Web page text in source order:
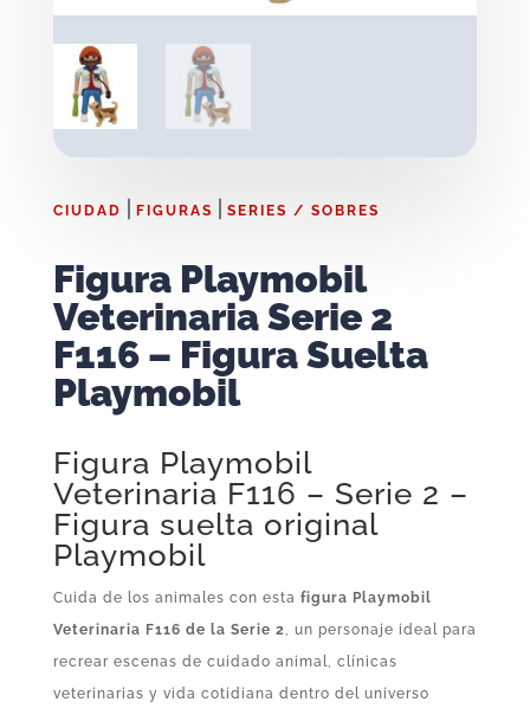
CIUDAD FIGURAS SERIES / SOBRES
Figura Playmobil
Veterinaria Serie 2
F116 – Figura Suelta
Playmobil
Figura Playmobil
Veterinaria F116 – Serie 2 –
Figura suelta original
Playmobil
Cuida de los animales con esta figura Playmobil
Veterinaria F116 de la Serie 2
, un personaje ideal para
recrear escenas de cuidado animal, clínicas
veterinarias y vida cotidiana dentro del universo